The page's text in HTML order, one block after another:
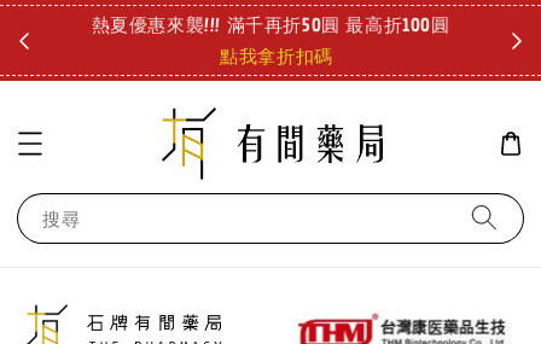
好冷好冷 儀式感要有!! 泡澡也能舒緩疲勞 療癒登場!
查看
搜尋